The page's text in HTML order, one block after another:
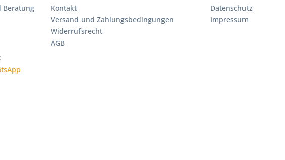
Beratung
Kontakt
Versand und Zahlungsbedingungen
Widerrufsrecht
AGB
Datenschutz
Impressum